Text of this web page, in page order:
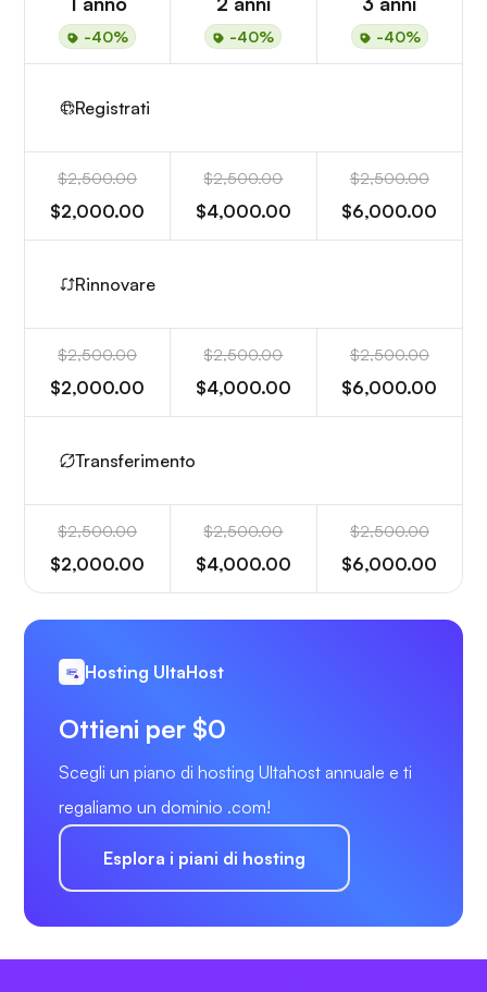
-40% -40% -40%
Registrati
$2,500.00
$2,000.00
$2,500.00
$4,000.00
$2,500.00
$6,000.00
Rinnovare
$2,500.00
$2,000.00
$2,500.00
$4,000.00
$2,500.00
$6,000.00
Transferimento
$2,500.00
$2,000.00
$2,500.00
$4,000.00
$2,500.00
$6,000.00
Hosting UltaHost
Ottieni per $0
Scegli un piano di hosting Ultahost annuale e ti
regaliamo un dominio .com!
Esplora i piani di hosting